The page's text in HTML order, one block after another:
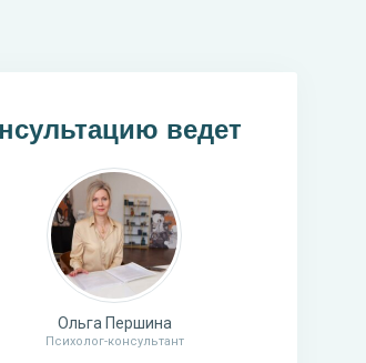
ведет
Ольга Першина
Психолог-консультант